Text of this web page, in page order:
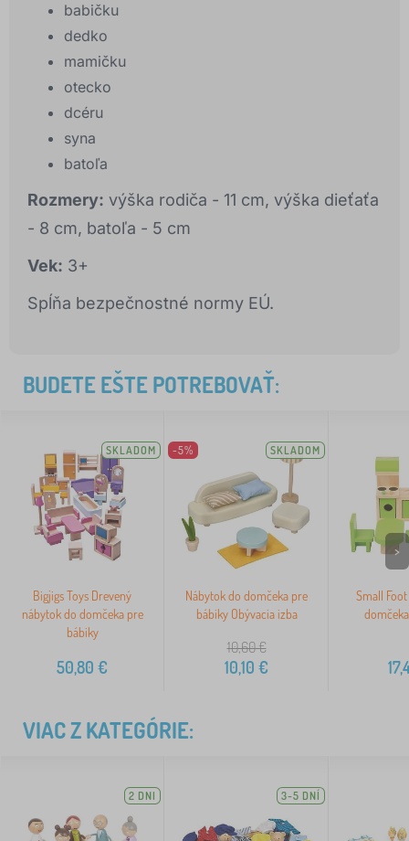
babičku
dedko
mamičku
otecko
dcéru
syna
batoľa
Rozmery: výška rodiča - 11 cm, výška dieťaťa
- 8 cm, batoľa - 5 cm
Vek: 3+
Spĺňa bezpečnostné normy EÚ.
BUDETE EŠTE POTREBOVAŤ:
SKLADOM
Bigjigs Toys Drevený
nábytok do domčeka pre
bábiky
50,80 €
-5% SKLADOM
Nábytok do domčeka pre
bábiky Obývacia izba
10,60€
10,10 €
Small
>
VIAC Z KATEGÓRIE:
2 DNI 3-5 DNÍ